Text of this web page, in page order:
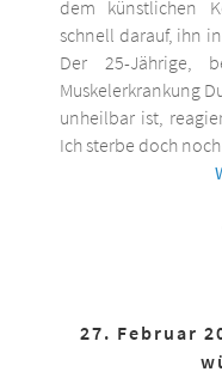
dem künstlichen
schnell darauf, ihn
Der 25-
Muskelerkrankung
unheilbar ist,
Ich sterbe doch
27. Februar